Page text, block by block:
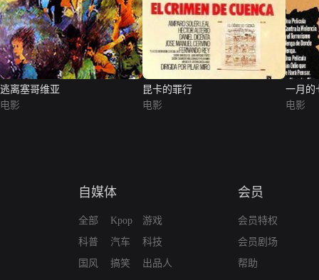
逃离塞哥维亚
电影
昆卡的罪行
电影
一月的
电影
自媒体
全部
科普
国风
Kpop
汽车
搞笑
游戏
科技
出品人
会员
会员特权
会员剧场
帮助